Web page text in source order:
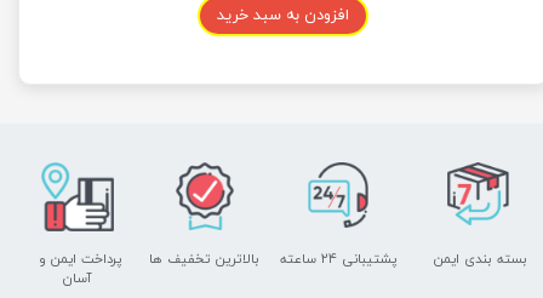
افزودن به سبد خرید
پشتیبانی ۲۴ ساعته
پرداخت ایمن و ​​​​​​​
آسان
بسته بندی ایمن بالاترین تخفیف ها